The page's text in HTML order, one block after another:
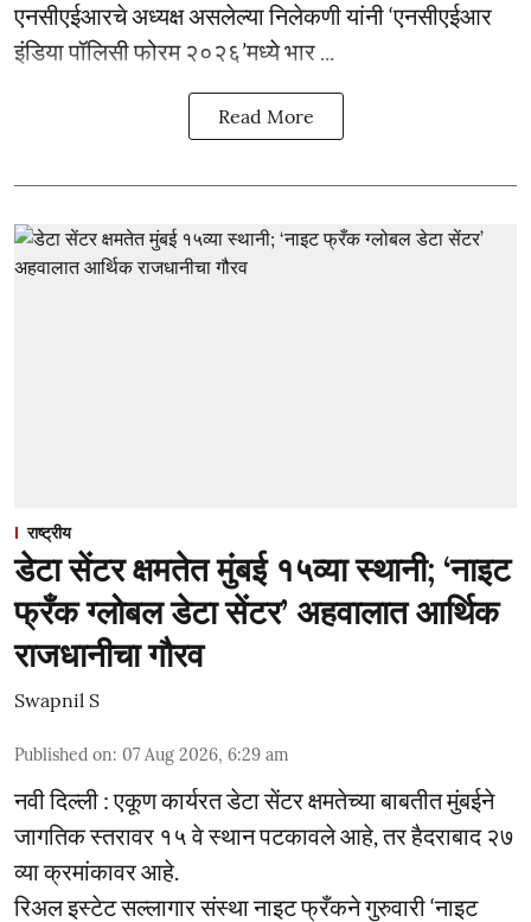
एनसीएईआरचे अध्यक्ष असलेल्या निलेकणी यांनी ‘एनसीएईआर
इंडिया पॉलिसी फोरम २०२६’मध्ये भार ...
Read More
राष्ट्रीय
डेटा सेंटर क्षमतेत मुंबई १५व्या स्थानी; ‘नाइट
फ्रँक ग्लोबल डेटा सेंटर’ अहवालात आर्थिक
राजधानीचा गौरव
Swapnil S
Published on: 07 Aug 2026, 6:29 am
नवी दिल्ली : एकूण कार्यरत डेटा सेंटर क्षमतेच्या बाबतीत मुंबईने
जागतिक स्तरावर १५ वे स्थान पटकावले आहे, तर हैदराबाद २७
व्या क्रमांकावर आहे.
रिअल इस्टेट सल्लागार संस्था नाइट फ्रँकने गुरुवारी ‘नाइट